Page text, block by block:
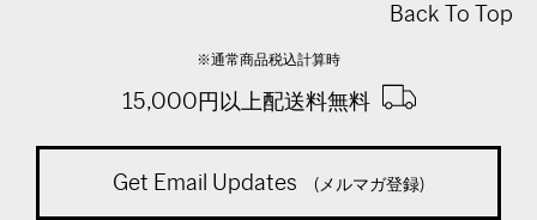
Back To Top
※通常商品税込計算時
15,000円以上配送料無料
Get Email Updates (メルマガ登録)